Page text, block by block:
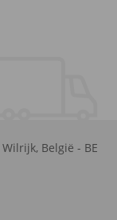
Wilrijk, België - BE